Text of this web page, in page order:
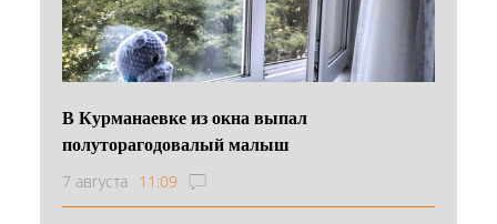
В Курманаевке из окна выпал
полуторагодовалый малыш
7 августа 11:09